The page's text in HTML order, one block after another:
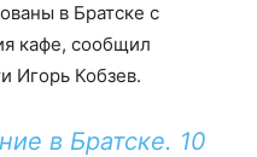
в Братске с
кафе, сообщил
Игорь Кобзев.
в Братске. 10